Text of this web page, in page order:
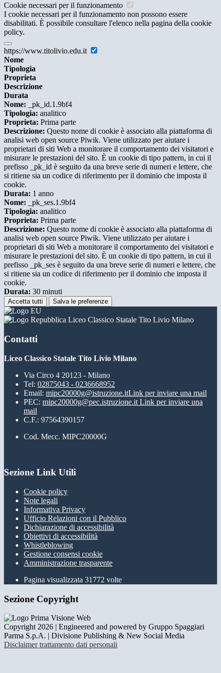
Cookie necessari per il funzionamento
I cookie necessari per il funzionamento non possono essere
disabilitati. È possibile consultare l'elenco nella pagina della cookie
policy.
https://www.titolivio.edu.it
Nome
Tipologia
Proprieta
Descrizione
Durata
Nome: _pk_id.1.9bf4
Tipologia: analitico
Proprieta: Prima parte
Descrizione: Questo nome di cookie è associato alla piattaforma di
analisi web open source Piwik. Viene utilizzato per aiutare i
proprietari di siti Web a monitorare il comportamento dei visitatori e
misurare le prestazioni del sito. È un cookie di tipo pattern, in cui il
prefisso _pk_id è seguito da una breve serie di numeri e lettere, che
si ritiene sia un codice di riferimento per il dominio che imposta il
cookie.
Durata: 1 anno
Nome: _pk_ses.1.9bf4
Tipologia: analitico
Proprieta: Prima parte
Descrizione: Questo nome di cookie è associato alla piattaforma di
analisi web open source Piwik. Viene utilizzato per aiutare i
proprietari di siti Web a monitorare il comportamento dei visitatori e
misurare le prestazioni del sito. È un cookie di tipo pattern, in cui il
prefisso _pk_ses è seguito da una breve serie di numeri e lettere, che
si ritiene sia un codice di riferimento per il dominio che imposta il
cookie.
Durata: 30 minuti
Accetta tutti Salva le preferenze
Liceo Classico Statale Tito Livio Milano
Contatti
Liceo Classico Statale Tito Livio Milano
Via Circo 4 20123 - Milano
Tel: 02875043 - 0236668952
Email: mipc20000g@istruzione.itLink per inviare una mail
PEC: mipc20000g@pec.istruzione.it Link per inviare una
mail
C.F.: 97564390157
Cod. Mecc. MIPC20000G
Sezione Link Utili
Cookie policy
Note legali
Informativa Privacy
Ufficio Relazioni con il Pubblico
Dichiarazione di accessibilità
Obiettivi di accessibilità
Whistleblowing
Gestione consensi cookie
Amministrazione trasparente
Pagina visualizzata 31772 volte
Sezione Copyright
Copyright 2026 | Engineered and powered by Gruppo Spaggiari
Parma S.p.A. | Divisione Publishing & New Social Media
Disclaimer trattamento dati personali